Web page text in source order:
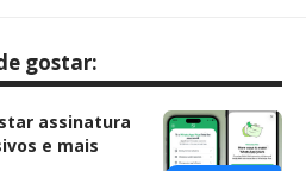
gostar:
assinatura
e mais